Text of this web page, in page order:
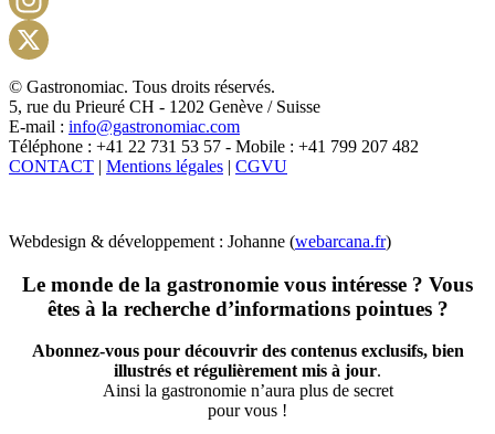
X
© Gastronomiac. Tous droits réservés.
5, rue du Prieuré CH - 1202 Genève / Suisse
E-mail : info@gastronomiac.com
Téléphone : +41 22 731 53 57 - Mobile : +41 799 207 482
CONTACT | Mentions légales | CGVU
Webdesign & développement : Johanne (webarcana.fr)
Le monde de la gastronomie vous intéresse ? Vous
êtes à la recherche d’informations pointues ?
Abonnez-vous pour découvrir des contenus exclusifs, bien
illustrés et régulièrement mis à jour.
Ainsi la gastronomie n’aura plus de secret
pour vous !